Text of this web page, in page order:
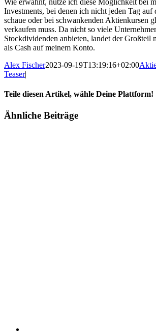
Wie erwähnt, nutze ich diese Möglichkeit bei
Investments, bei denen ich nicht jeden Tag auf
schaue oder bei schwankenden Aktienkursen
verkaufen muss. Da nicht so viele
Stockdividenden anbieten, landet der Großteil
als Cash auf meinem Konto.
Alex Fischer2023-09-19T13:19:16+02:00
Teaser|
Teile diesen Artikel, wähle Deine Plattform!
Facebook
Twitter
Reddit
LinkedIn
Tumblr
Pinterest
Vk
E-
Ähnliche Beiträge